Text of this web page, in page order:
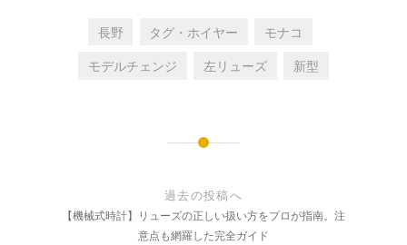
長野 タグ・ホイヤー モナコ
モデルチェンジ 左リューズ 新型
過去の投稿へ
【機械式時計】リューズの正しい扱い方をプロが指南。注
意点も網羅した完全ガイド